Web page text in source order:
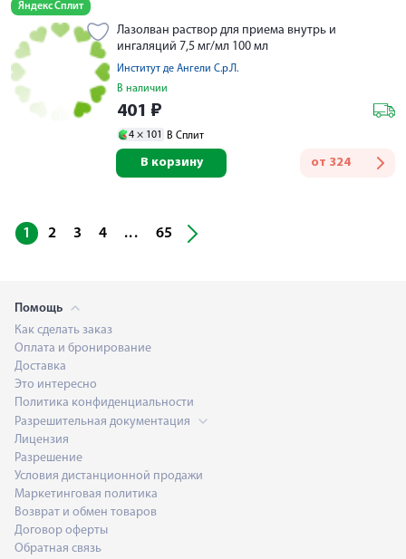
Яндекс Сплит
Лазолван раствор для приема внутрь и
ингаляций 7,5 мг/мл 100 мл
Институт де Ангели С.р.Л.
В наличии
401 ₽
4 × 101 В Сплит
от 324
В корзину
1 2 3 4 ... 65
Помощь
Как сделать заказ
Оплата и бронирование
Доставка
Это интересно
Политика конфиденциальности
Разрешительная документация
Лицензия
Разрешение
Условия дистанционной продажи
Маркетинговая политика
Возврат и обмен товаров
Договор оферты
Обратная связь